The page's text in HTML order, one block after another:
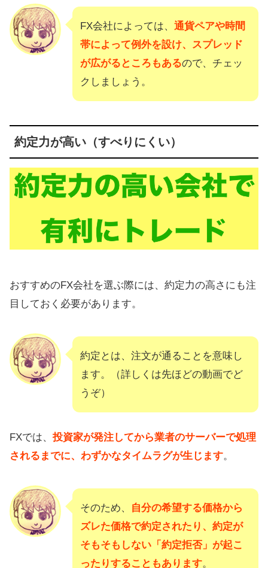
FX会社によっては、 通貨ペアや時間
帯によって例外を設け、スプレッド
が広がるところもあるので、チェッ
クしましょう。
約定力が高い（すべりにくい）
おすすめのFX会社を選ぶ際には、約定力の高さにも注
目しておく必要があります。
約定とは、注文が通ることを意味し
ます。（詳しくは先ほどの動画でど
うぞ）
FXでは、 投資家が発注してから業者のサーバーで処理
されるまでに、わずかなタイムラグが生じます。
そのため、
自分の希望する価格から
ズレた価格で約定されたり、約定が
そもそもしない「約定拒否」が起こ
ったりすることもあります。